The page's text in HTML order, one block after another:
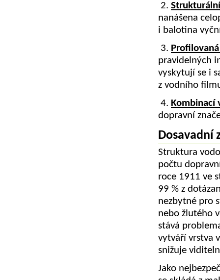
2.
nanášena
i balotina
3.
pravidelných
vyskytují se i
z vodního
4. Kombinací
dopravní
Dosavadní
Struktura
počtu
roce 1911 ve
99 % z
nezbytné pro
nebo žlutého
stává
vytváří vrstva
snižuje
Jako